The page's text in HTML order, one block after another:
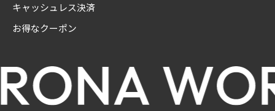
キャッシュレス決済
お得なクーポン